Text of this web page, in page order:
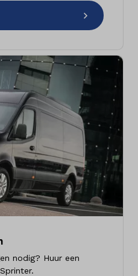
nodig? Huur een